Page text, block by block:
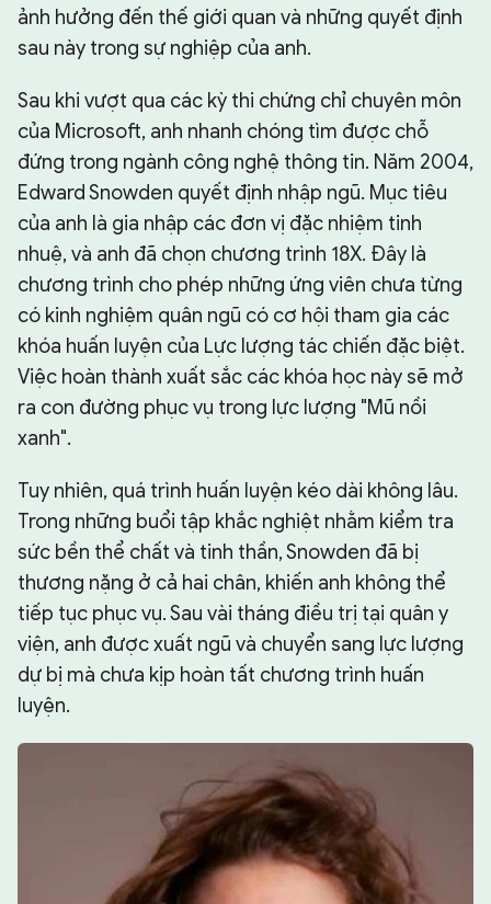
ảnh hưởng đến thế giới quan và những quyết định
sau này trong sự nghiệp của anh.
Sau khi vượt qua các kỳ thi chứng chỉ chuyên môn
của Microsoft, anh nhanh chóng tìm được chỗ
đứng trong ngành công nghệ thông tin. Năm 2004,
Edward Snowden quyết định nhập ngũ. Mục tiêu
của anh là gia nhập các đơn vị đặc nhiệm tinh
nhuệ, và anh đã chọn chương trình 18X. Đây là
chương trình cho phép những ứng viên chưa từng
có kinh nghiệm quân ngũ có cơ hội tham gia các
khóa huấn luyện của Lực lượng tác chiến đặc biệt.
Việc hoàn thành xuất sắc các khóa học này sẽ mở
ra con đường phục vụ trong lực lượng "Mũ nồi
xanh".
Tuy nhiên, quá trình huấn luyện kéo dài không lâu.
Trong những buổi tập khắc nghiệt nhằm kiểm tra
sức bền thể chất và tinh thần, Snowden đã bị
thương nặng ở cả hai chân, khiến anh không thể
tiếp tục phục vụ. Sau vài tháng điều trị tại quân y
viện, anh được xuất ngũ và chuyển sang lực lượng
dự bị mà chưa kịp hoàn tất chương trình huấn
luyện.